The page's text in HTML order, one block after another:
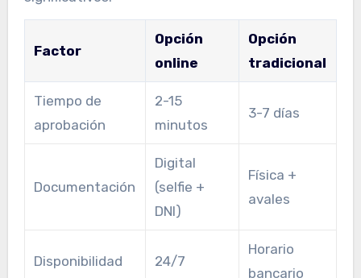
Factor
Opción
online
Opción
tradicional
Tiempo de
aprobación
2-15
minutos
3-7 días
Documentación
Digital
(selfie +
DNI)
Física +
avales
Disponibilidad 24/7
Horario
bancario